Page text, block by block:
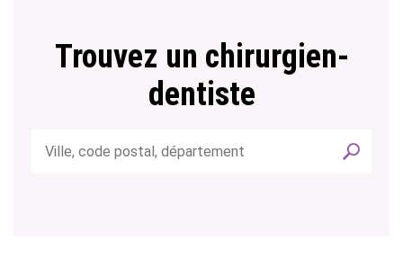
Trouvez un chirurgien-
dentiste